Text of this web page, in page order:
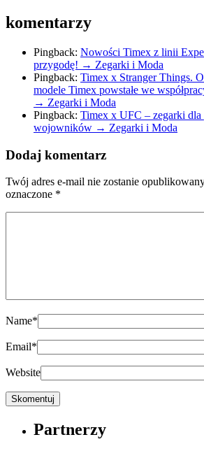
komentarzy
Pingback: Nowości Timex z linii
przygodę! → Zegarki i Moda
Pingback: Timex x Stranger Things.
modele Timex powstałe we
→ Zegarki i Moda
Pingback: Timex x UFC – zegarki
wojowników → Zegarki i Moda
Dodaj komentarz
Twój adres e-mail nie zostanie
oznaczone *
Name*
Email*
Website
Partnerzy